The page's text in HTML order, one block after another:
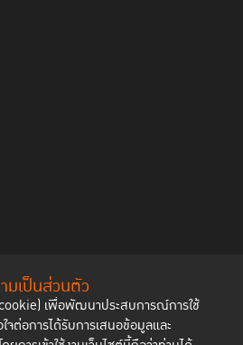
มเป็นส่วนตัว
เพื่อพัฒนาประสบการณ์การใช้
ต่อการได้รับการเสนอข้อมูลและ